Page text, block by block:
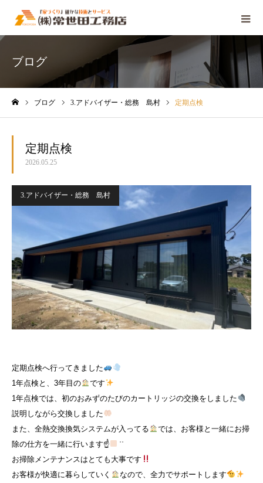
ブログ
ブログ 3.アドバイザー・総務 島村 定期点検
定期点検
2026.05.25
3.アドバイザー・総務 島村
定期点検へ行ってきました
1年点検と、3年目の
です
1年点検では、初のおみずのたびのカートリッジの交換をしました
説明しながら交換しました
また、全熱交換換気システムが入ってる
では、お客様と一緒にお掃
除の仕方を一緒に行います☝
͗ ͗
お掃除メンテナンスはとても大事です
お客様が快適に暮らしていく
なので、全力でサポートします